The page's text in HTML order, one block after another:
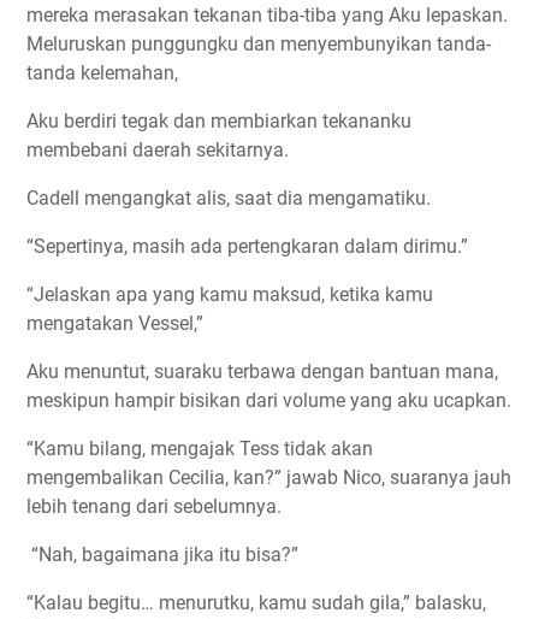
mereka merasakan tekanan tiba-tiba yang Aku lepaskan.
Meluruskan punggungku dan menyembunyikan tanda-
tanda kelemahan,
Aku berdiri tegak dan membiarkan tekananku
membebani daerah sekitarnya.
Cadell mengangkat alis, saat dia mengamatiku.
“Sepertinya, masih ada pertengkaran dalam dirimu.”
“Jelaskan apa yang kamu maksud, ketika kamu
mengatakan Vessel,”
Aku menuntut, suaraku terbawa dengan bantuan mana,
meskipun hampir bisikan dari volume yang aku ucapkan.
“Kamu bilang, mengajak Tess tidak akan
mengembalikan Cecilia, kan?” jawab Nico, suaranya jauh
lebih tenang dari sebelumnya.
“Nah, bagaimana jika itu bisa?”
“Kalau begitu… menurutku, kamu sudah gila,” balasku,